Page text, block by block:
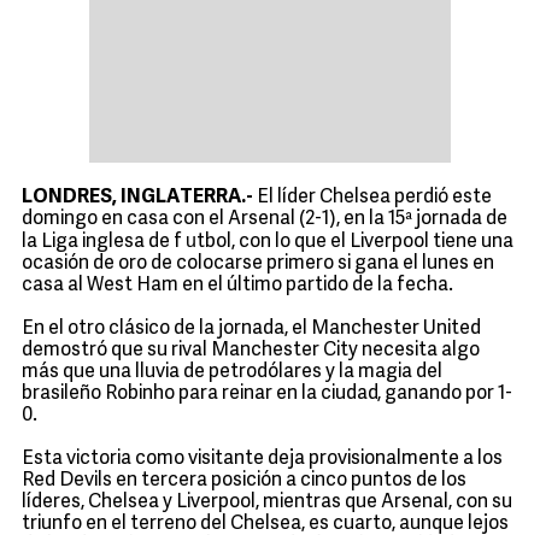
LONDRES, INGLATERRA.- El líder Chelsea perdió este
domingo en casa con el Arsenal (2-1), en la 15ª jornada de
la Liga inglesa de f utbol, con lo que el Liverpool tiene una
ocasión de oro de colocarse primero si gana el lunes en
casa al West Ham en el último partido de la fecha.
En el otro clásico de la jornada, el Manchester United
demostró que su rival Manchester City necesita algo
más que una lluvia de petrodólares y la magia del
brasileño Robinho para reinar en la ciudad, ganando por 1-
0.
Esta victoria como visitante deja provisionalmente a los
Red Devils en tercera posición a cinco puntos de los
líderes, Chelsea y Liverpool, mientras que Arsenal, con su
triunfo en el terreno del Chelsea, es cuarto, aunque lejos